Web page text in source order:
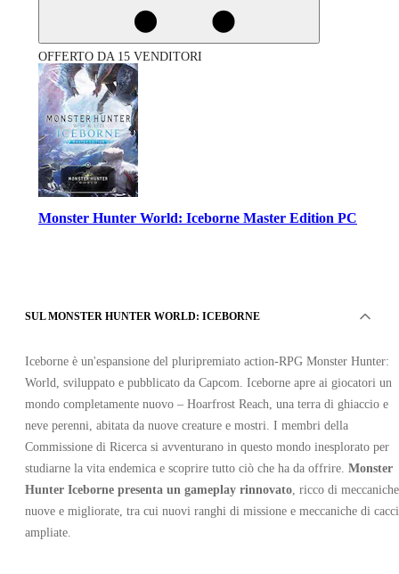
OFFERTO DA 15 VENDITORI
Monster Hunter World: Iceborne Master Edition PC
Steam
Chiave
RoW
10.98 EUR
-82%
SUL MONSTER HUNTER WORLD: ICEBORNE
Iceborne è un'espansione del pluripremiato action-RPG Monster Hunter:
World, sviluppato e pubblicato da Capcom. Iceborne apre ai giocatori un
mondo completamente nuovo – Hoarfrost Reach, una terra di ghiaccio e
neve perenni, abitata da nuove creature e mostri. I membri della
Commissione di Ricerca si avventurano in questo mondo inesplorato per
studiarne la vita endemica e scoprire tutto ciò che ha da offrire. Monster
Hunter Iceborne presenta un gameplay rinnovato , ricco di meccaniche
nuove e migliorate, tra cui nuovi ranghi di missione e meccaniche di
ampliate.